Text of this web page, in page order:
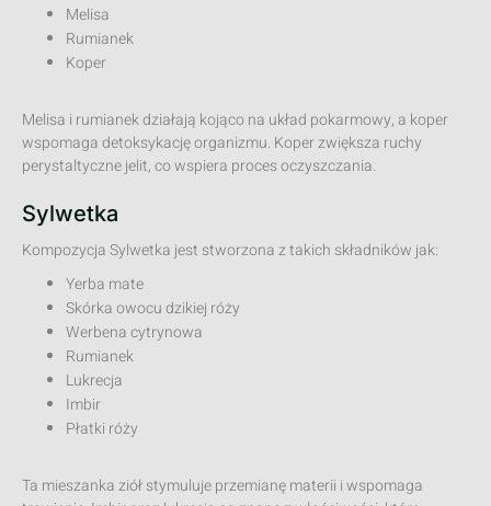
Melisa
Rumianek
Koper
Melisa i rumianek działają kojąco na układ pokarmowy, a koper
wspomaga detoksykację organizmu. Koper zwiększa ruchy
perystaltyczne jelit, co wspiera proces oczyszczania.
Sylwetka
Kompozycja Sylwetka jest stworzona z takich składników jak:
Yerba mate
Skórka owocu dzikiej róży
Werbena cytrynowa
Rumianek
Lukrecja
Imbir
Płatki róży
Ta mieszanka ziół stymuluje przemianę materii i wspomaga